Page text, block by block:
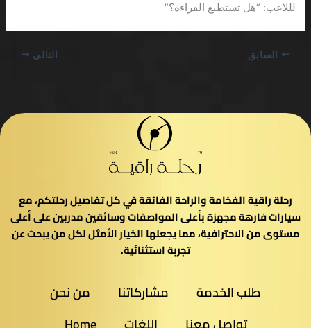
لللاعب: “هل تستطيع القراءة؟”
السابق التالي
رحلة راقية الفخامة والراحة الفائقة في كل تفاصيل رحلتكم، مع
سيارات فارهة مجهزة بأعلى المواصفات وسائقين مدربين على أعلى
مستوى من الاحترافية، مما يجعلها الخيار الأمثل لكل من يبحث عن
تجربة استثنائية.
طلب الخدمة مشاركاتنا
من نحن